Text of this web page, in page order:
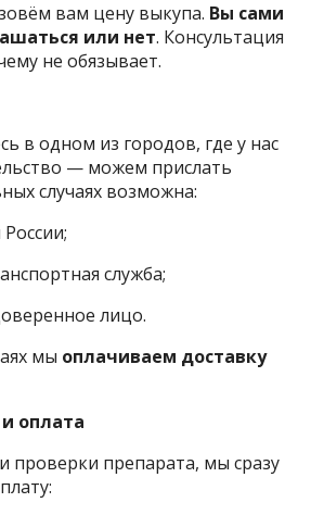
вам цену выкупа. Вы сами
или нет. Консультация
не обязывает.
в одном из городов, где у нас
— можем прислать
случаях возможна:
служба;
лицо.
мы оплачиваем доставку
оплата
проверки препарата, мы сразу